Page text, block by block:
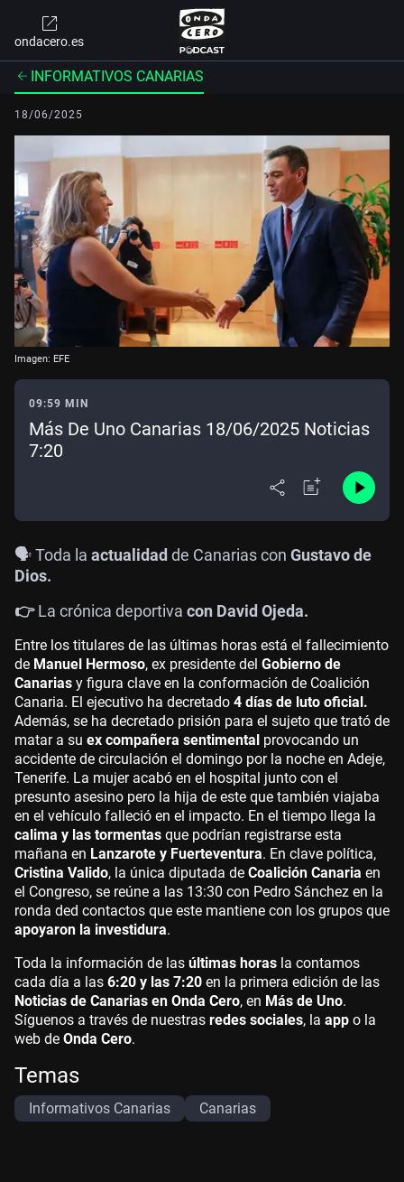
ondacero.es
INFORMATIVOS CANARIAS
18/06/2025
Imagen: EFE
09:59 MIN
Más De Uno Canarias 18/06/2025 Noticias
7:20
🗣️ Toda la actualidad de Canarias con Gustavo de
Dios.
👉La crónica deportiva con David Ojeda.
Entre los titulares de las últimas horas está el fallecimiento
de Manuel Hermoso, ex presidente del Gobierno de
Canarias y figura clave en la conformación de Coalición
Canaria. El ejecutivo ha decretado 4 días de luto oficial.
Además, se ha decretado prisión para el sujeto que trató de
matar a su ex compañera sentimental provocando un
accidente de circulación el domingo por la noche en Adeje,
Tenerife. La mujer acabó en el hospital junto con el
presunto asesino pero la hija de este que también viajaba
en el vehículo falleció en el impacto. En el tiempo llega la
calima y las tormentas que podrían registrarse esta
mañana en Lanzarote y Fuerteventura. En clave política,
Cristina Valido, la única diputada de Coalición Canaria en
el Congreso, se reúne a las 13:30 con Pedro Sánchez en la
ronda ded contactos que este mantiene con los grupos que
apoyaron la investidura.
Toda la información de las últimas horas la contamos
cada día a las 6:20 y las 7:20 en la primera edición de las
Noticias de Canarias en Onda Cero, en Más de Uno.
Síguenos a través de nuestras redes sociales, la app o la
web de Onda Cero.
Temas
Informativos Canarias Canarias